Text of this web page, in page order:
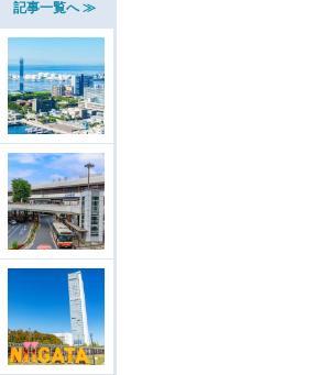
記事一覧へ ≫